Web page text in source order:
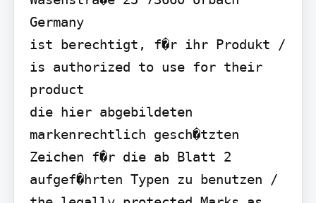
Germany
ist berechtigt, f�r ihr Produkt /
is authorized to use for their
product
die hier abgebildeten
markenrechtlich gesch�tzten
Zeichen f�r die ab Blatt 2
aufgef�hrten Typen zu benutzen /